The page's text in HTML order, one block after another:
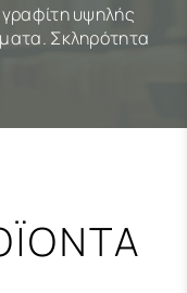
υψηλής
Σκληρότητα